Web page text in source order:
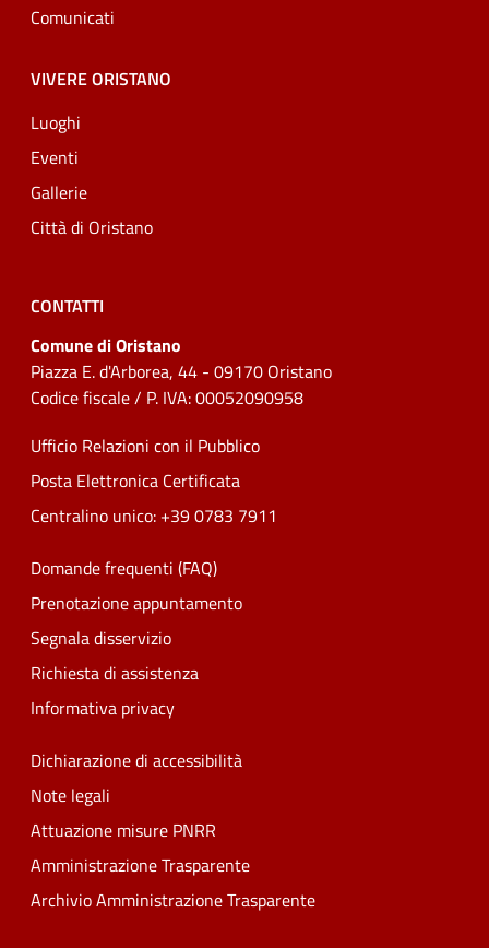
Comunicati
VIVERE ORISTANO
Luoghi
Eventi
Gallerie
Città di Oristano
CONTATTI
Comune di Oristano
Piazza E. d'Arborea, 44 - 09170 Oristano
Codice fiscale / P. IVA: 00052090958
Ufficio Relazioni con il Pubblico
Posta Elettronica Certificata
Centralino unico: +39 0783 7911
Domande frequenti (FAQ)
Prenotazione appuntamento
Segnala disservizio
Richiesta di assistenza
Informativa privacy
Dichiarazione di accessibilità
Note legali
Attuazione misure PNRR
Amministrazione Trasparente
Archivio Amministrazione Trasparente